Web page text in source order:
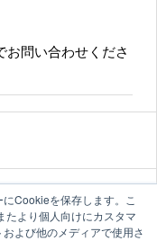
Cookieを保存します。こ
より個人向けにカスタマ
よび他のメディアで使用さ
お問い合わせくださ